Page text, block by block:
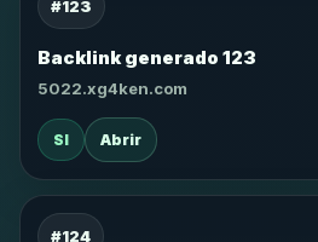
#123
Backlink generado 123
5022.xg4ken.com
SI Abrir
#124